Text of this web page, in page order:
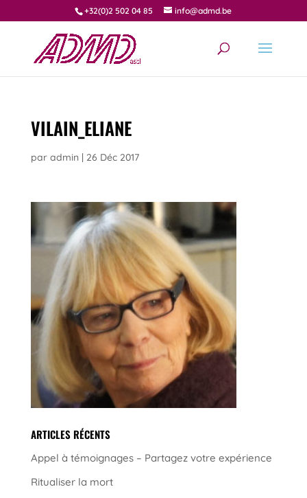
+32(0)2 502 04 85 info@admd.be
VILAIN_ELIANE
par admin | 26 Déc 2017
ARTICLES RÉCENTS
Appel à témoignages – Partagez votre expérience
Ritualiser la mort